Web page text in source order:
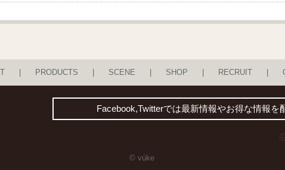
PRODUCTS SCENE SHOP RECRUIT
Facebook,Twitterでは最新情報やお得な情報を
© vúke